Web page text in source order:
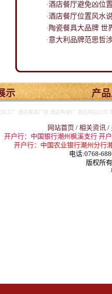
·酒店餐厅避免凶位
·酒店餐厅位置风水
·陶瓷餐具大品牌 世
·意大利品牌范思哲
示 产
工厂 酒店餐具厂商 酒店陶瓷厂 酒店用品公
网站首页/ 相关资讯/
开户行：中国银行潮州枫溪支行 开
开户行：中国农业银行潮州分行
电话:0768-
版权所